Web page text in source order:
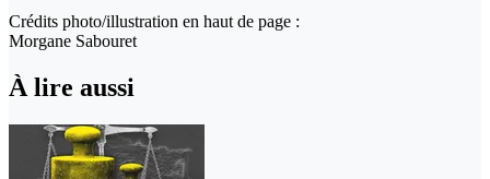
Crédits photo/illustration en haut de page :
Morgane Sabouret
À lire aussi